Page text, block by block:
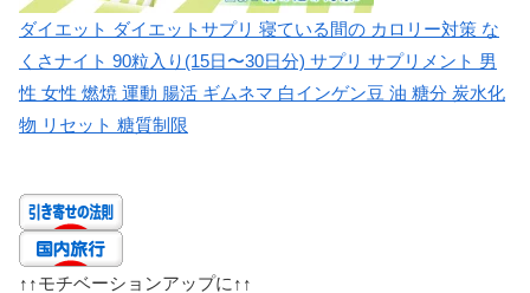
ダイエット ダイエットサプリ 寝ている間の カロリー対策 な
くさナイト 90粒入り(15日〜30日分) サプリ サプリメント 男
性 女性 燃焼 運動 腸活 ギムネマ 白インゲン豆 油 糖分 炭水化
物 リセット 糖質制限
↑↑モチベーションアップに ↑↑